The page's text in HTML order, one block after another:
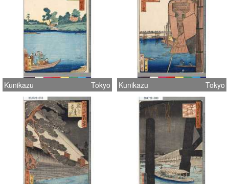
Kunikazu Tokyo Kunikazu Tokyo